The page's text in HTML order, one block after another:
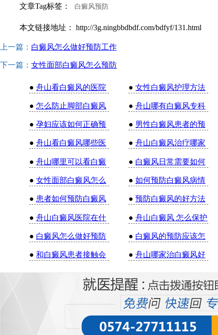
文章Tag标签： 白癜风预防
本文链接地址： http://3g.ningbbdbdf.com/bdfyf/131.html
上一篇： 白癜风怎么做好预防工作
下一篇： 女性面部白癜风怎么预防
●舟山看白癜风的医院 ●女性白癜风护理方法
●怎么防止脚部白癜风 ●舟山哪有白癜风专科
●孕妇应该如何正确预 ● 男性白癜风患者的预
●舟山看白癜风哪些医 ●舟山白癜风治疗哪家
●舟山哪里可以看白癜 ● 白癜风日常需要如何
●女性面部白癜风怎么 ●如何预防白癜风病情
● 患者如何预防白癜风 ●预防白癜风的好方法
●舟山白癜风医院在什 ●舟山白癜风 怎么保护
● 白癜风怎么做好预防 ● 白癜风的预防应该怎
●和白癜风患者接触会 ●舟山哪家治白癜风好